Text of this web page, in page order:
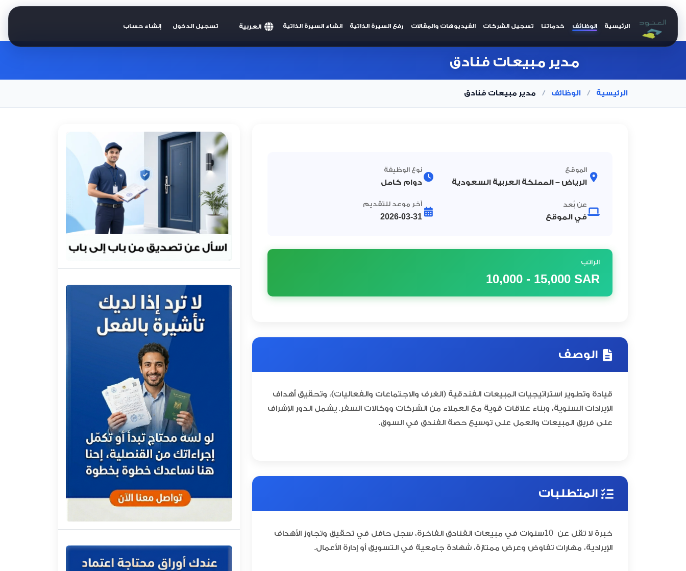
العنود للتوظيف
الرئيسية الوظائف خدماتنا تسجيل الشركات الفيديوهات والمقالات رفع السيرة الذاتية انشاء السيرة الذاتية العربية تسجيل الدخول إنشاء حساب
مدير مبيعات فنادق
الرئيسية / الوظائف / مدير مبيعات فنادق
الموقع
الرياض – المملكة العربية السعودية
نوع الوظيفة
دوام كامل
عن بُعد
في الموقع
آخر موعد للتقديم
2026-03-31
الراتب
10,000 - 15,000 SAR
الوصف
قيادة وتطوير استراتيجيات المبيعات الفندقية (الغرف والاجتماعات والفعاليات)، وتحقيق أهداف
الإيرادات السنوية، وبناء علاقات قوية مع العملاء من الشركات ووكالات السفر. يشمل الدور الإشراف
على فريق المبيعات والعمل على توسيع حصة الفندق في السوق.
المتطلبات
خبرة لا تقل عن 10سنوات في مبيعات الفنادق الفاخرة، سجل حافل في تحقيق وتجاوز الأهداف
الإيرادية، مهارات تفاوض وعرض ممتازة، شهادة جامعية في التسويق أو إدارة الأعمال.